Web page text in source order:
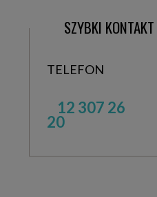
SZYBKI KONTAKT
TELEFON
12 307 26
20